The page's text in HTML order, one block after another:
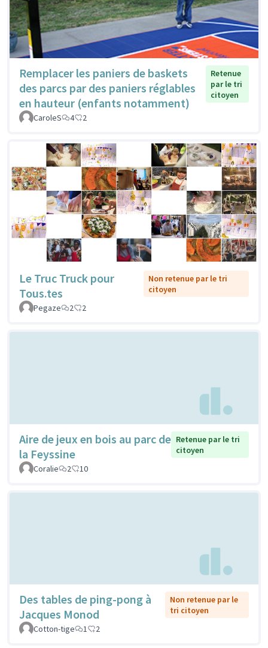
Remplacer les paniers de baskets
des parcs par des paniers réglables
en hauteur (enfants notamment)
Retenue
par le tri
citoyen
CaroleS 4 2
Le Truc Truck pour
Tous.tes
Non retenue par le tri
citoyen
Pegaze
2 2
Aire de jeux en bois au parc de
la Feyssine
Retenue par le tri
citoyen
Coralie
2 10
Des tables de ping-pong à
Jacques Monod
Non retenue par le
tri citoyen
Cotton-tige
1 2